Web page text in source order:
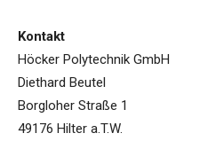
Kontakt
Höcker Polytechnik GmbH
Diethard Beutel
Borgloher Straße 1
49176 Hilter a.T.W.